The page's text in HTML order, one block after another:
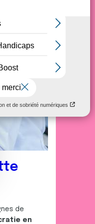
de
en